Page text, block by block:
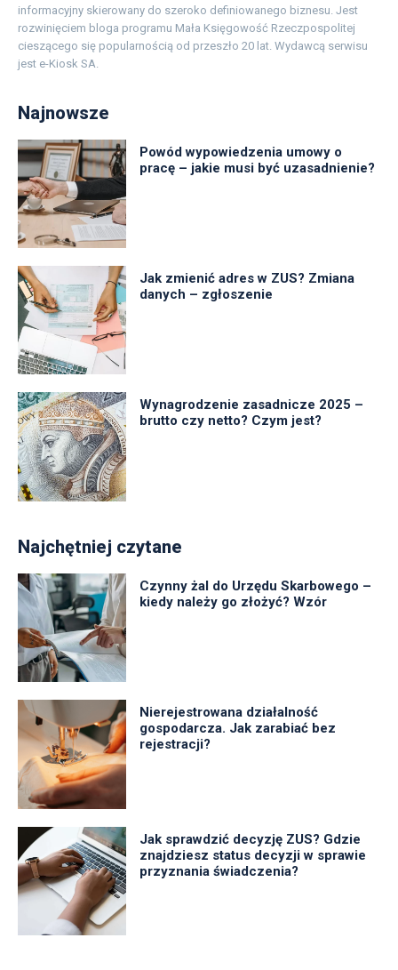
informacyjny skierowany do szeroko definiowanego biznesu. Jest
rozwinięciem bloga programu Mała Księgowość Rzeczpospolitej
cieszącego się popularnością od przeszło 20 lat. Wydawcą serwisu
jest e-Kiosk SA.
Najnowsze
Powód wypowiedzenia umowy o
pracę – jakie musi być uzasadnienie?
Jak zmienić adres w ZUS? Zmiana
danych – zgłoszenie
Wynagrodzenie zasadnicze 2025 –
brutto czy netto? Czym jest?
Najchętniej czytane
Czynny żal do Urzędu Skarbowego –
kiedy należy go złożyć? Wzór
Nierejestrowana działalność
gospodarcza. Jak zarabiać bez
rejestracji?
Jak sprawdzić decyzję ZUS? Gdzie
znajdziesz status decyzji w sprawie
przyznania świadczenia?